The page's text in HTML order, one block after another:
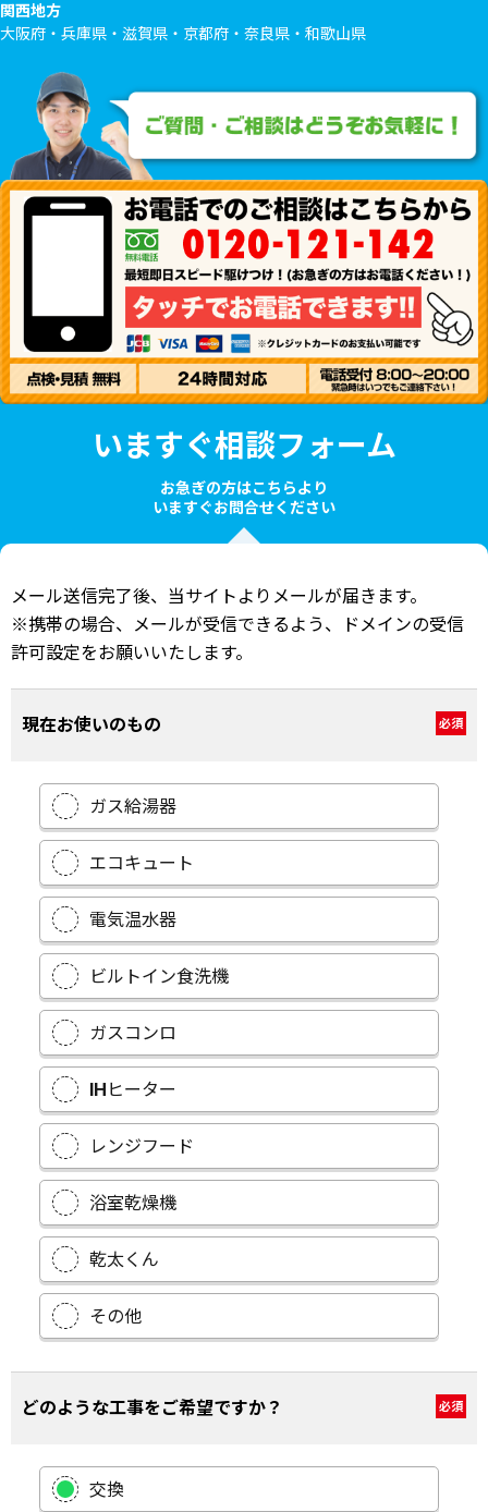
関西地方
大阪府・兵庫県・滋賀県・京都府・奈良県・和歌山県
いますぐ相談フォーム
お急ぎの方はこちらより
いますぐお問合せください
メール送信完了後、当サイトよりメールが届きます。
※携帯の場合、メールが受信できるよう、ドメインの受信
許可設定をお願いいたします。
現在お使いのもの 必須
ガス給湯器
エコキュート
電気温水器
ビルトイン食洗機
ガスコンロ
IHヒーター
レンジフード
浴室乾燥機
乾太くん
その他
どのような工事をご希望ですか？ 必須
交換